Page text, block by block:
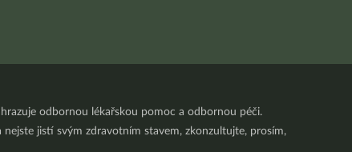
odbornou lékařskou pomoc a odbornou péči.
jistí svým zdravotním stavem, zkonzultujte, prosím,